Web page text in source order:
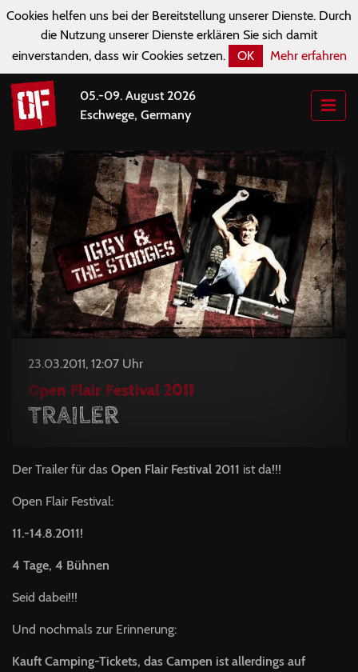
Cookies helfen uns bei der Bereitstellung unserer Dienste. Durch
die Nutzung unserer Dienste erklären Sie sich damit
einverstanden, dass wir Cookies setzen.
OK Mehr erfahren
05.-09. August 2026
Eschwege, Germany
23.03.2011, 12:07 Uhr
Open Flair Festival 2011
TRAILER
Der Trailer für das Open Flair Festival 2011 ist da!!!
Open Flair Festival:
11.-14.8.2011!
4 Tage, 4 Bühnen
Seid dabei!!!
Und nochmals zur Erinnerung:
Kauft Camping-Tickets, das Campen ist allerdings auf